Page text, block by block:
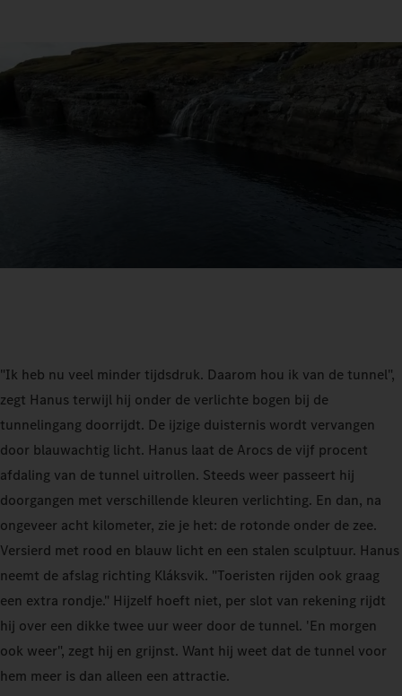
"Ik heb nu veel minder tijdsdruk. Daarom hou ik van de tunnel",
zegt Hanus terwijl hij onder de verlichte bogen bij de
tunnelingang doorrijdt. De ijzige duisternis wordt vervangen
door blauwachtig licht. Hanus laat de Arocs de vijf procent
afdaling van de tunnel uitrollen. Steeds weer passeert hij
doorgangen met verschillende kleuren verlichting. En dan, na
ongeveer acht kilometer, zie je het: de rotonde onder de zee.
Versierd met rood en blauw licht en een stalen sculptuur. Hanus
neemt de afslag richting Kláksvik. "Toeristen rijden ook graag
een extra rondje." Hijzelf hoeft niet, per slot van rekening rijdt
hij over een dikke twee uur weer door de tunnel. 'En morgen
ook weer", zegt hij en grijnst. Want hij weet dat de tunnel voor
hem meer is dan alleen een attractie.